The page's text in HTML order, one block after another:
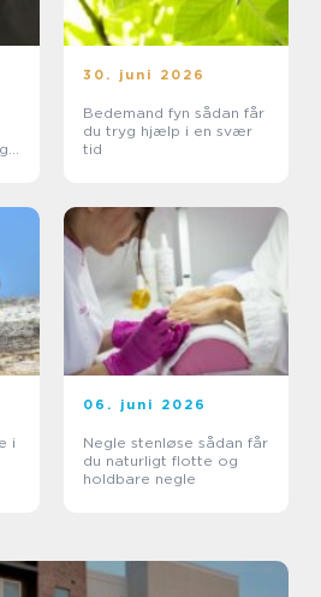
30. juni 2026
Bedemand fyn sådan får
du tryg hjælp i en svær
tid
i
06. juni 2026
Negle stenløse sådan får
du naturligt flotte og
holdbare negle